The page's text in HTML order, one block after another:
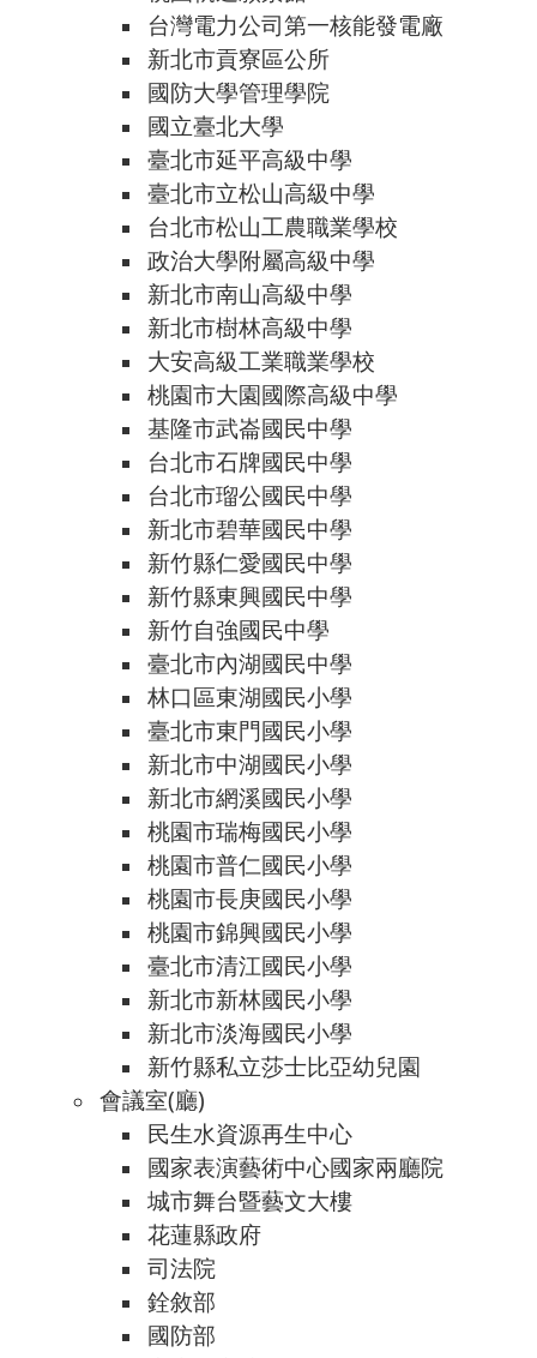
台灣電力公司第一核能發電廠
新北市貢寮區公所
國防大學管理學院
國立臺北大學
臺北市延平高級中學
臺北市立松山高級中學
台北市松山工農職業學校
政治大學附屬高級中學
新北市南山高級中學
新北市樹林高級中學
大安高級工業職業學校
桃園市大園國際高級中學
基隆市武崙國民中學
台北市石牌國民中學
台北市瑠公國民中學
新北市碧華國民中學
新竹縣仁愛國民中學
新竹縣東興國民中學
新竹自強國民中學
臺北市內湖國民中學
林口區東湖國民小學
臺北市東門國民小學
新北市中湖國民小學
新北市網溪國民小學
桃園市瑞梅國民小學
桃園市普仁國民小學
桃園市長庚國民小學
桃園市錦興國民小學
臺北市清江國民小學
新北市新林國民小學
新北市淡海國民小學
新竹縣私立莎士比亞幼兒園
會議室(廳)
民生水資源再生中心
國家表演藝術中心國家兩廳院
城市舞台暨藝文大樓
花蓮縣政府
司法院
銓敘部
國防部